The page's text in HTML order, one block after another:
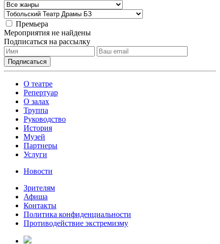
Премьера
Мероприятия не найдены
Подписаться на рассылку
О театре
Репертуар
О залах
Труппа
Руководство
История
Музей
Партнеры
Услуги
Новости
Зрителям
Афиша
Контакты
Политика конфиденциальности
Противодействие экстремизму